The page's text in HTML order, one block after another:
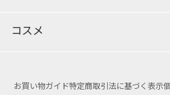
コスメ
お買い物ガイド特定商取引法に基づく表示